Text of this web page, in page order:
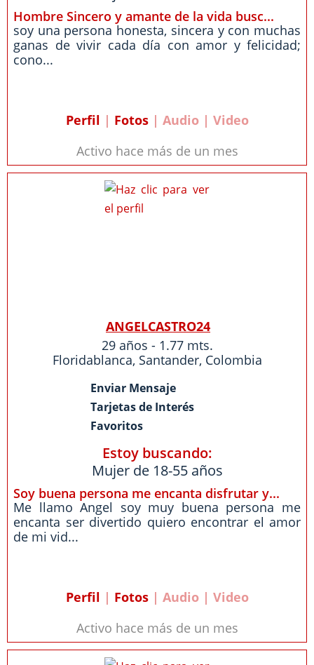
Hombre Sincero y amante de la vida busc...
soy una persona honesta, sincera y con muchas
ganas de vivir cada día con amor y felicidad;
cono...
Perfil | Fotos| Audio | Video
Activo hace más de un mes
ANGELCASTRO24
29 años - 1.77 mts.
Floridablanca, Santander, Colombia
Enviar Mensaje
Tarjetas de Interés
Favoritos
Estoy buscando:
Mujer de 18-55 años
Soy buena persona me encanta disfrutar y...
Me llamo Angel soy muy buena persona me
encanta ser divertido quiero encontrar el amor
de mi vid...
Perfil | Fotos| Audio | Video
Activo hace más de un mes